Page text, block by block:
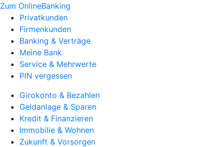
Zum OnlineBanking
Privatkunden
Firmenkunden
Banking & Verträge
Meine Bank
Service & Mehrwerte
PIN vergessen
Girokonto & Bezahlen
Geldanlage & Sparen
Kredit & Finanzieren
Immobilie & Wohnen
Zukunft & Vorsorgen